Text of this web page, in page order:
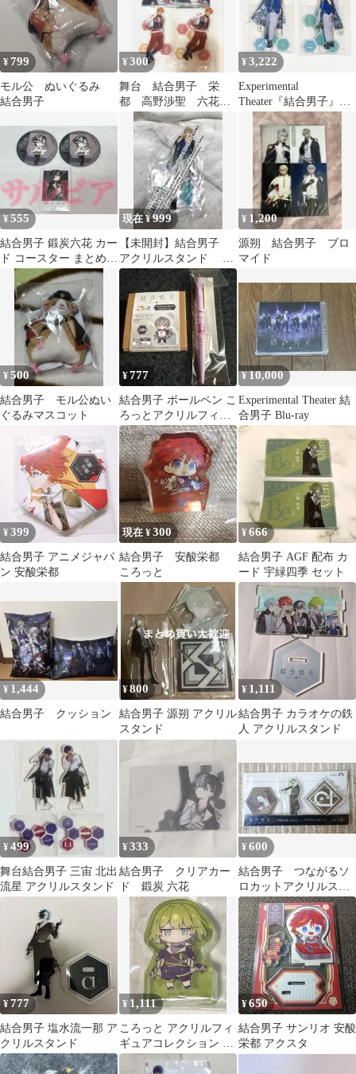
¥ 799
モル公 ぬいぐるみ
結合男子
¥300
舞台 結合男子 栄
都 高野渉聖 六花
高梨怜 アクスタ ク
リカ（同梱で111円）
¥3,222
Experimental
Theater『結合男子』
アクスタ 舎利弗玖苑
¥555
結合男子 鍛炭六花 カー
ド コースター まとめ売
現在 ¥999
【未開封】結合男子
アクリルスタンド 舎
利弗玖苑 AGF2022
¥ 1,200
源朔 結合男子 ブロ
マイド
¥500
結合男子 モル公ぬい
ぐるみマスコット
¥777
結合男子 ボールペン こ
ろっとアクリルフィギ
ュア宇緑四季
¥10,000
Experimental Theater 結
合男子 Blu-ray
¥399
結合男子 アニメジャパ
ン 安酸栄都
現在 ¥300
結合男子 安酸栄都
ころっと
¥666
結合男子 AGF 配布 カ
ード 宇緑四季 セット
¥ 1,444
結合男子 クッション
¥800
結合男子 源朔 アクリル
スタンド
¥ 1,111
結合男子 カラオケの鉄
人 アクリルスタンド
¥499
舞台結合男子 三宙 北出
流星 アクリルスタンド
¥333
結合男子 クリアカー
ド 鍛炭 六花
¥600
結合男子 つながるソ
ロカットアクリルスタ
ンド 塩水流一那
¥777
結合男子 塩水流一那 ア
クリルスタンド
¥ 1,111
ころっと アクリルフィ
ギュアコレクション 結
合男子 【宇緑 四季】
¥650
結合男子 サンリオ 安酸
栄都 アクスタ